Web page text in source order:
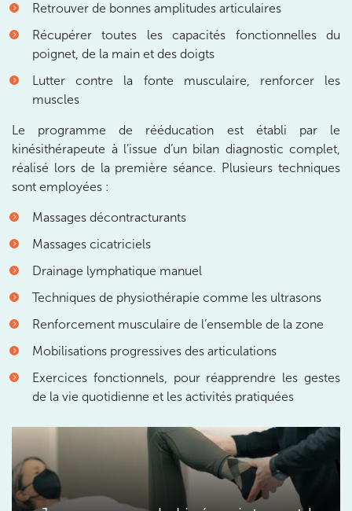
Retrouver de bonnes amplitudes articulaires
Récupérer toutes les capacités fonctionnelles du
poignet, de la main et des doigts
Lutter contre la fonte musculaire, renforcer les
muscles
Le programme de rééducation est établi par le
kinésithérapeute à l’issue d’un bilan diagnostic complet,
réalisé lors de la première séance. Plusieurs techniques
sont employées :
Massages décontracturants
Massages cicatriciels
Drainage lymphatique manuel
Techniques de physiothérapie comme les ultrasons
Renforcement musculaire de l’ensemble de la zone
Mobilisations progressives des articulations
Exercices fonctionnels, pour réapprendre les gestes
de la vie quotidienne et les activités pratiquées
Prenez RDV sur
Prenez RDV sur
IK Paris 11
10 Rue Roubo 75011 Paris
10 Rue Roubo 75011 Paris
01 83 96 48 65
Prenez RDV sur
IK VANVES
5 Rue Monge 92170 Vanves
5 Rue Monge 92170 Vanves
01 46 44 33 92
Prenez RDV sur
Prenez RDV sur
IK SAINT-GERMAIN
199 Bd Saint-Germain 75007 Paris
199 Bd Saint-Germain 75007 Paris